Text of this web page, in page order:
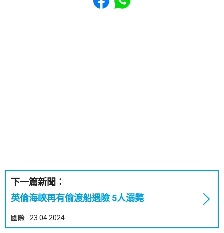
下一篇新聞：
英倫海峽再有偷渡船遇險 5人溺斃
國際 23.04.2024